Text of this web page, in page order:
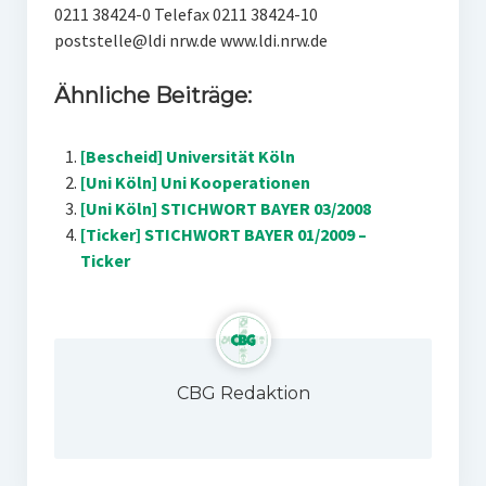
0211 38424-0 Telefax 0211 38424-10
poststelle@ldi nrw.de www.ldi.nrw.de
Ähnliche Beiträge:
[Bescheid] Universität Köln
[Uni Köln] Uni Kooperationen
[Uni Köln] STICHWORT BAYER 03/2008
[Ticker] STICHWORT BAYER 01/2009 –
Ticker
CBG Redaktion